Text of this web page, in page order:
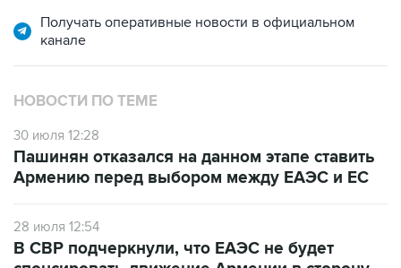
Получать оперативные новости в официальном
канале
НОВОСТИ ПО ТЕМЕ
30 июля 12:28
Пашинян отказался на данном этапе ставить
Армению перед выбором между ЕАЭС и ЕС
28 июля 12:54
В СВР подчеркнули, что ЕАЭС не будет